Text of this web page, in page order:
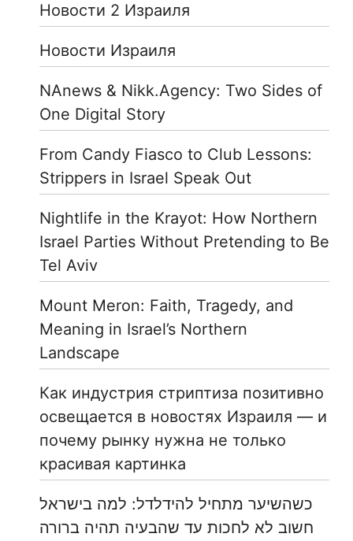
Новости 2 Израиля
Новости Израиля
NAnews & Nikk.Agency: Two Sides of
One Digital Story
From Candy Fiasco to Club Lessons:
Strippers in Israel Speak Out
Nightlife in the Krayot: How Northern
Israel Parties Without Pretending to Be
Tel Aviv
Mount Meron: Faith, Tragedy, and
Meaning in Israel’s Northern
Landscape
Как индустрия стриптиза позитивно
освещается в новостях Израиля — и
почему рынку нужна не только
красивая картинка
כשהשיער מתחיל להידלדל: למה בישראל
חשוב לא לחכות עד שהבעיה תהיה ברורה